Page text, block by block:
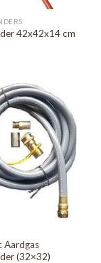
42x42x14 cm
Aardgas
(32×32)